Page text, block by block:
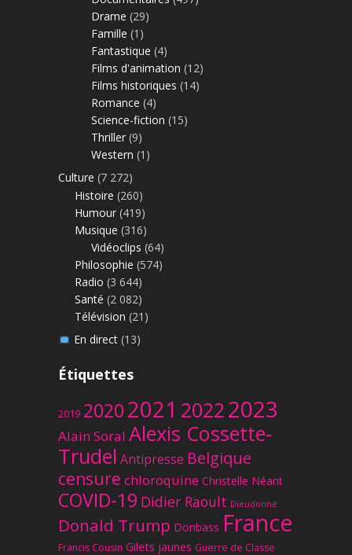
Drame (29)
Famille (1)
Fantastique (4)
Films d'animation (12)
Films historiques (14)
Romance (4)
Science-fiction (15)
Thriller (9)
Western (1)
Culture (7 272)
Histoire (260)
Humour (419)
Musique (316)
Vidéoclips (64)
Philosophie (574)
Radio (3 644)
Santé (2 082)
Télévision (21)
En direct(13)
Étiquettes
2019 20202021 20222023
Alain Soral Alexis Cossette-
Trudel Antipresse Belgique
censure chloroquine Christelle Néant
COVID-19 Didier Raoult Dieudonné
Donald Trump Donbass France
Francis Cousin Gilets jaunes Guerre de Classe